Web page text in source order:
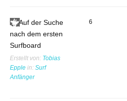
Auf der Suche
nach dem ersten
Surfboard
Erstellt von: Tobias
Epple in: Surf
Anfänger
6